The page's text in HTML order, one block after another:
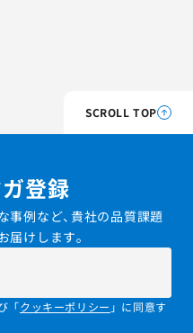
SCROLL TOP
登録
事例など、貴社の品質課題
けします。
「クッキーポリシー 」に同意す